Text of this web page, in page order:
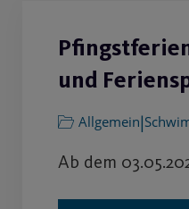
und
Allgemein|
Ab dem